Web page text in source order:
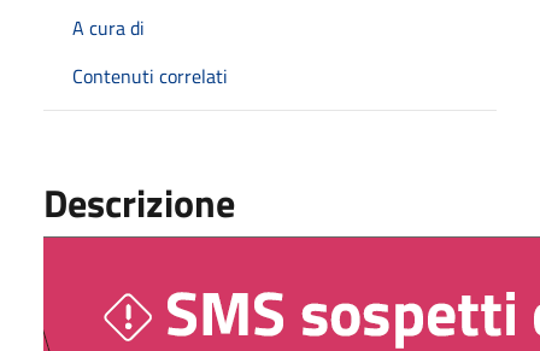
A cura di
Contenuti correlati
Descrizione